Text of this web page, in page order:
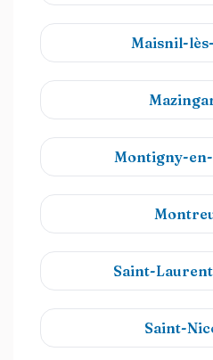
Maisnil-
Montigny-
Saint-
Saint-